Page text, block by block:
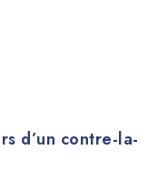
d’un contre-la-